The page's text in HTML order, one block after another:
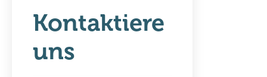
Kontaktiere
uns